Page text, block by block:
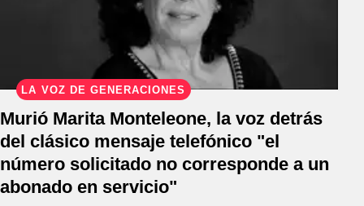
LA VOZ DE GENERACIONES
Murió Marita Monteleone, la voz detrás
del clásico mensaje telefónico "el
número solicitado no corresponde a un
abonado en servicio"